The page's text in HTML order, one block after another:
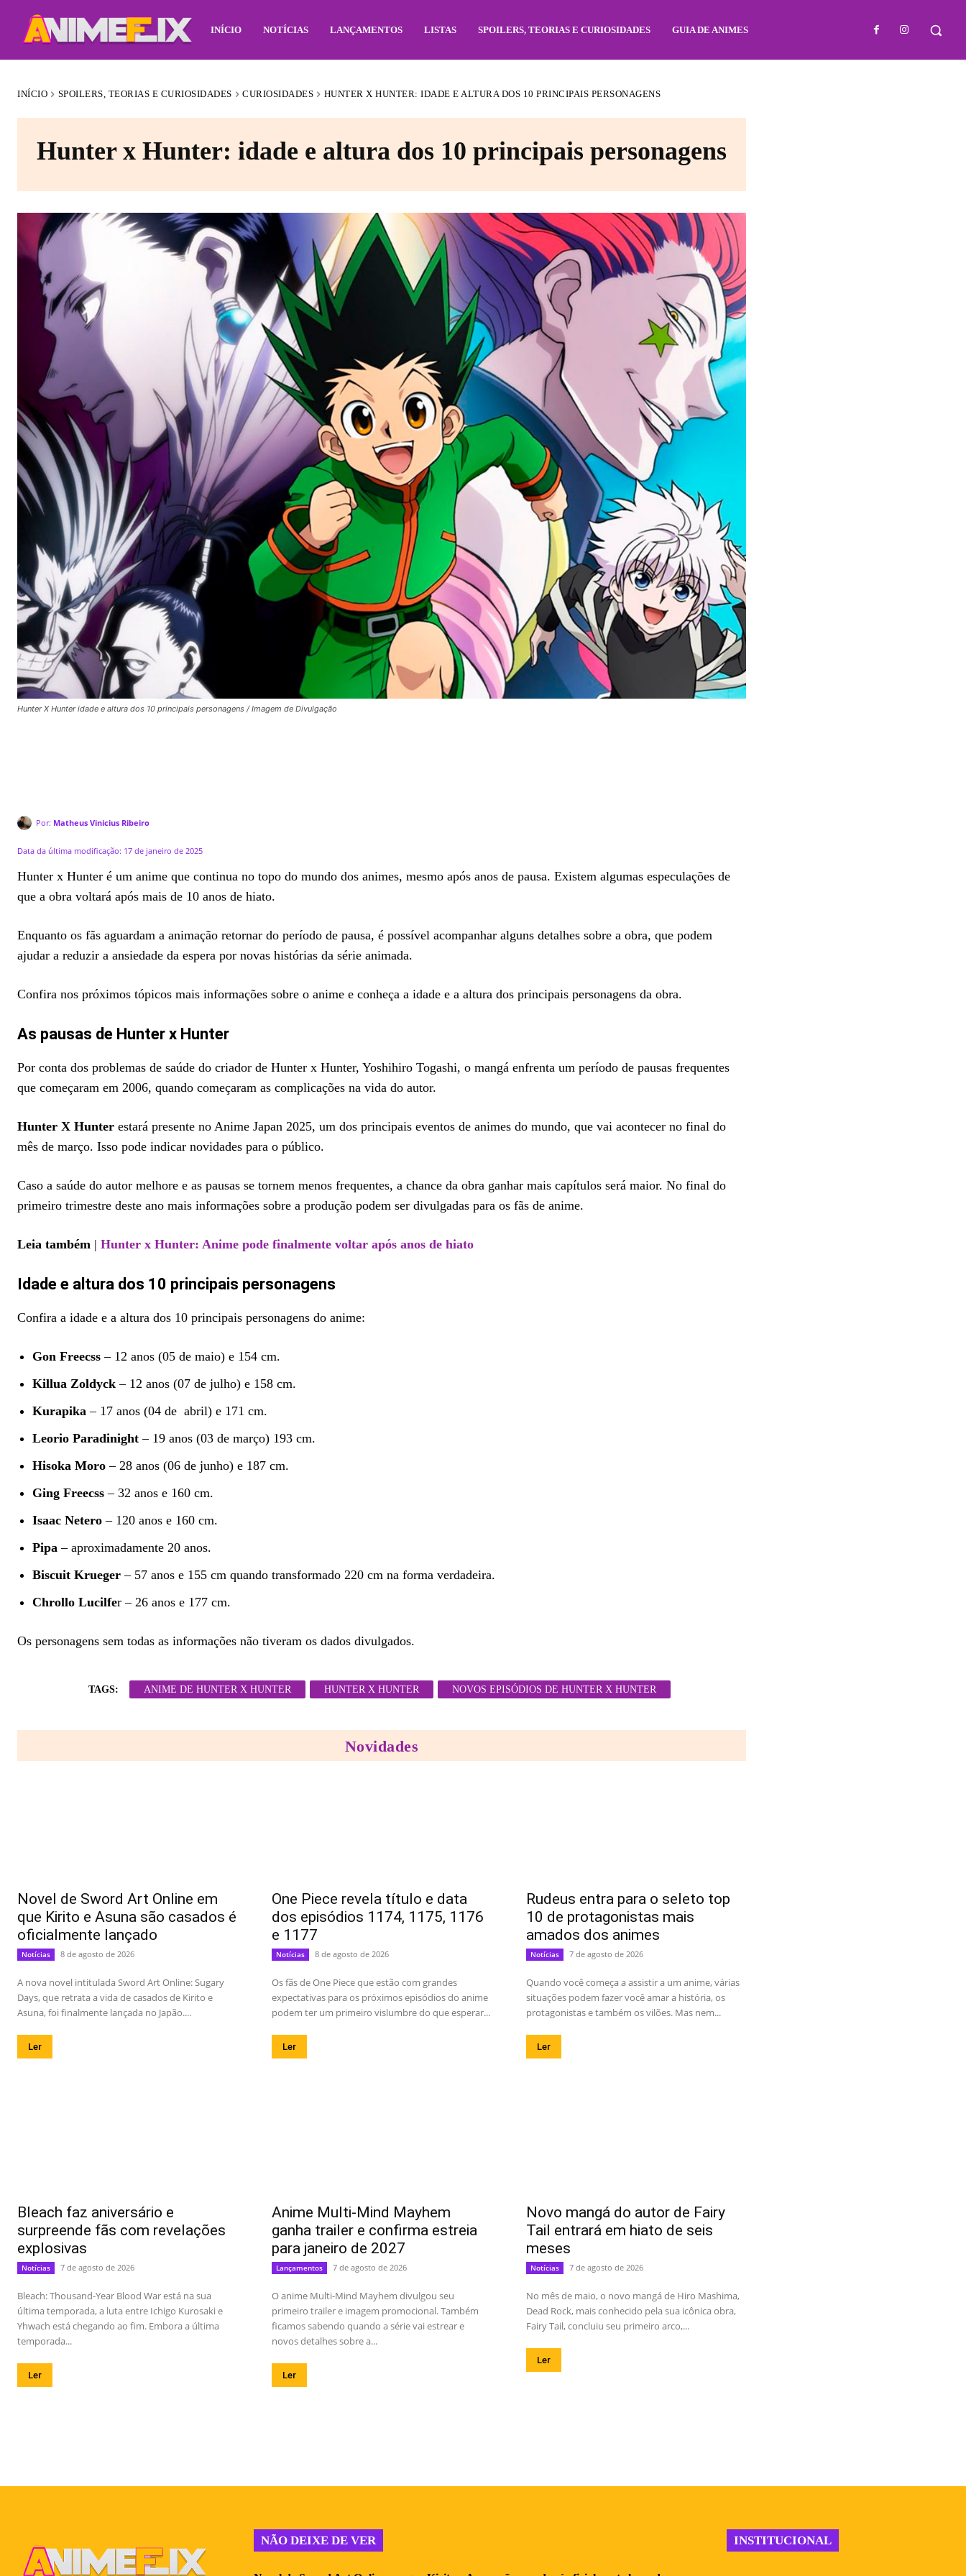
INÍCIO NOTÍCIAS LANÇAMENTOS LISTAS SPOILERS, TEORIAS E CURIOSIDADES GUIA DE ANIMES
INÍCIO SPOILERS, TEORIAS E CURIOSIDADES CURIOSIDADES HUNTER X HUNTER: IDADE E ALTURA DOS 10 PRINCIPAIS PERSONAGENS
Hunter x Hunter: idade e altura dos 10 principais personagens
Hunter X Hunter idade e altura dos 10 principais personagens / Imagem de Divulgação
Por: Matheus Vinicius Ribeiro
Data da última modificação: 17 de janeiro de 2025
Hunter x Hunter é um anime que continua no topo do mundo dos animes, mesmo após anos de pausa. Existem algumas especulações de
que a obra voltará após mais de 10 anos de hiato.
Enquanto os fãs aguardam a animação retornar do período de pausa, é possível acompanhar alguns detalhes sobre a obra, que podem
ajudar a reduzir a ansiedade da espera por novas histórias da série animada.
Confira nos próximos tópicos mais informações sobre o anime e conheça a idade e a altura dos principais personagens da obra.
As pausas de Hunter x Hunter
Por conta dos problemas de saúde do criador de Hunter x Hunter, Yoshihiro Togashi, o mangá enfrenta um período de pausas frequentes
que começaram em 2006, quando começaram as complicações na vida do autor.
Hunter X Hunter estará presente no Anime Japan 2025, um dos principais eventos de animes do mundo, que vai acontecer no final do
mês de março. Isso pode indicar novidades para o público.
Caso a saúde do autor melhore e as pausas se tornem menos frequentes, a chance da obra ganhar mais capítulos será maior. No final do
primeiro trimestre deste ano mais informações sobre a produção podem ser divulgadas para os fãs de anime.
Leia também | Hunter x Hunter: Anime pode finalmente voltar após anos de hiato
Idade e altura dos 10 principais personagens
Confira a idade e a altura dos 10 principais personagens do anime:
Gon Freecss – 12 anos (05 de maio) e 154 cm.
Killua Zoldyck – 12 anos (07 de julho) e 158 cm.
Kurapika– 17 anos (04 de abril) e 171 cm.
Leorio Paradinight – 19 anos (03 de março) 193 cm.
Hisoka Moro – 28 anos (06 de junho) e 187 cm.
Ging Freecss – 32 anos e 160 cm.
Isaac Netero – 120 anos e 160 cm.
Pipa– aproximadamente 20 anos.
Biscuit Krueger – 57 anos e 155 cm quando transformado 220 cm na forma verdadeira.
Chrollo Lucilfer – 26 anos e 177 cm.
Os personagens sem todas as informações não tiveram os dados divulgados.
TAGS: ANIME DE HUNTER X HUNTER HUNTER X HUNTER NOVOS EPISÓDIOS DE HUNTER X HUNTER
Novidades
Novel de Sword Art Online em
que Kirito e Asuna são casados é
oficialmente lançado
Notícias 8 de agosto de 2026
A nova novel intitulada Sword Art Online: Sugary
Days, que retrata a vida de casados de Kirito e
Asuna, foi finalmente lançada no Japão....
Ler
One Piece revela título e data
dos episódios 1174, 1175, 1176
e 1177
Notícias 8 de agosto de 2026
Os fãs de One Piece que estão com grandes
expectativas para os próximos episódios do anime
podem ter um primeiro vislumbre do que esperar...
Ler
Rudeus entra para o seleto top
10 de protagonistas mais
amados dos animes
Notícias 7 de agosto de 2026
Quando você começa a assistir a um anime, várias
situações podem fazer você amar a história, os
protagonistas e também os vilões. Mas nem...
Ler
Bleach faz aniversário e
surpreende fãs com revelações
explosivas
Notícias 7 de agosto de 2026
Bleach: Thousand-Year Blood War está na sua
última temporada, a luta entre Ichigo Kurosaki e
Yhwach está chegando ao fim. Embora a última
temporada...
Ler
Anime Multi-Mind Mayhem
ganha trailer e confirma estreia
para janeiro de 2027
Lançamentos 7 de agosto de 2026
O anime Multi-Mind Mayhem divulgou seu
primeiro trailer e imagem promocional. Também
ficamos sabendo quando a série vai estrear e
novos detalhes sobre a...
Ler
Novo mangá do autor de Fairy
Tail entrará em hiato de seis
meses
Notícias 7 de agosto de 2026
No mês de maio, o novo mangá de Hiro Mashima,
Dead Rock, mais conhecido pela sua icônica obra,
Fairy Tail, concluiu seu primeiro arco,...
Ler
NÃO DEIXE DE VER INSTITUCIONAL